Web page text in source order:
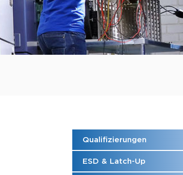
Qualifizierungen
ESD & Latch-Up